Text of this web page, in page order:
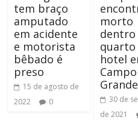
tem braço
amputado
em acidente
e motorista
bêbado é
preso
15 de agosto de
2022
0
morto
dentro
quarto
hotel
Campo
Grande
30 de
de 2021